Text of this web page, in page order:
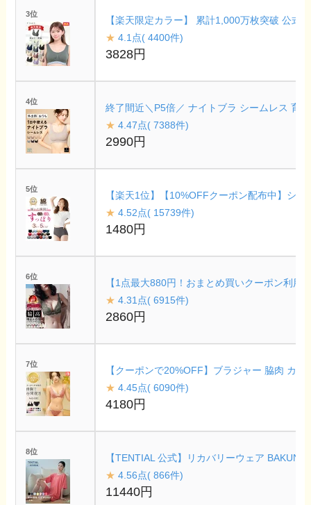
3位
【楽天限定カラー】 累計1,000万枚突破 公
★ 4.1点( 4400件)
3828円
4位
終了間近＼P5倍／ ナイトブラ シームレス 育
★ 4.47点( 7388件)
2990円
5位
【楽天1位】【10%OFFクーポン配布中】シ
★ 4.52点( 15739件)
1480円
6位
【1点最大880円！おまとめ買いクーポン利
★ 4.31点( 6915件)
2860円
7位
【クーポンで20%OFF】ブラジャー 脇肉 カ
★ 4.45点( 6090件)
4180円
8位
【TENTIAL 公式】リカバリーウェア
★ 4.56点( 866件)
11440円